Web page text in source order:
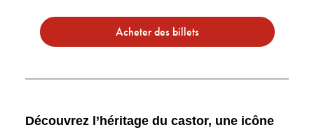
Acheter des billets
Découvrez l’héritage du castor, une icône